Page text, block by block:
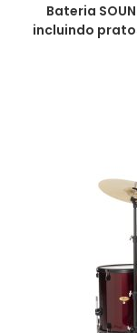
Bateria
incluindo